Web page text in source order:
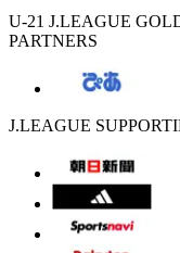
U-21 J.LEAGUE
PARTNERS
J.LEAGUE